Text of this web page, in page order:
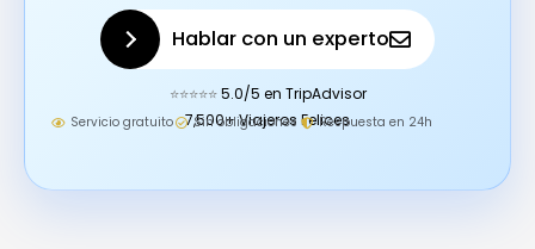
Hablar con un experto
⭐⭐⭐⭐⭐5.0/5 en TripAdvisor
7,500+ Viajeros Felices
Servicio gratuito Sin obligaciones Respuesta en 24h